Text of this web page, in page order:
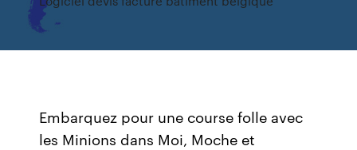
Embarquez pour une course folle avec
les Minions dans Moi, Moche et